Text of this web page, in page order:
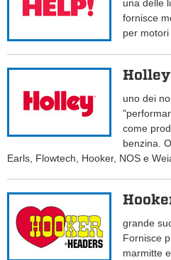
una delle
fornisce
per motori
Holley
uno dei
come
benzina.
Earls, Flowtech, Hooker, NOS e
grande
Fornisce
marmitte